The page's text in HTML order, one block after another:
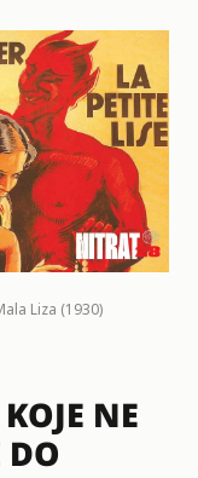
Liza (1930)
NE
DO